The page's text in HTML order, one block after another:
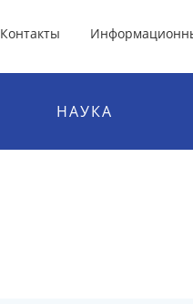
Контакты
НАУКА